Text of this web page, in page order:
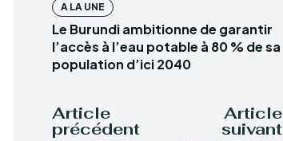
A LA UNE
Le Burundi ambitionne de garantir
l’accès à l’eau potable à 80 % de sa
population d’ici 2040
Article
précédent
Article
suivant